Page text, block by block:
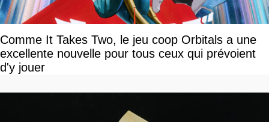
Comme It Takes Two, le jeu coop Orbitals a une
excellente nouvelle pour tous ceux qui prévoient
d'y jouer